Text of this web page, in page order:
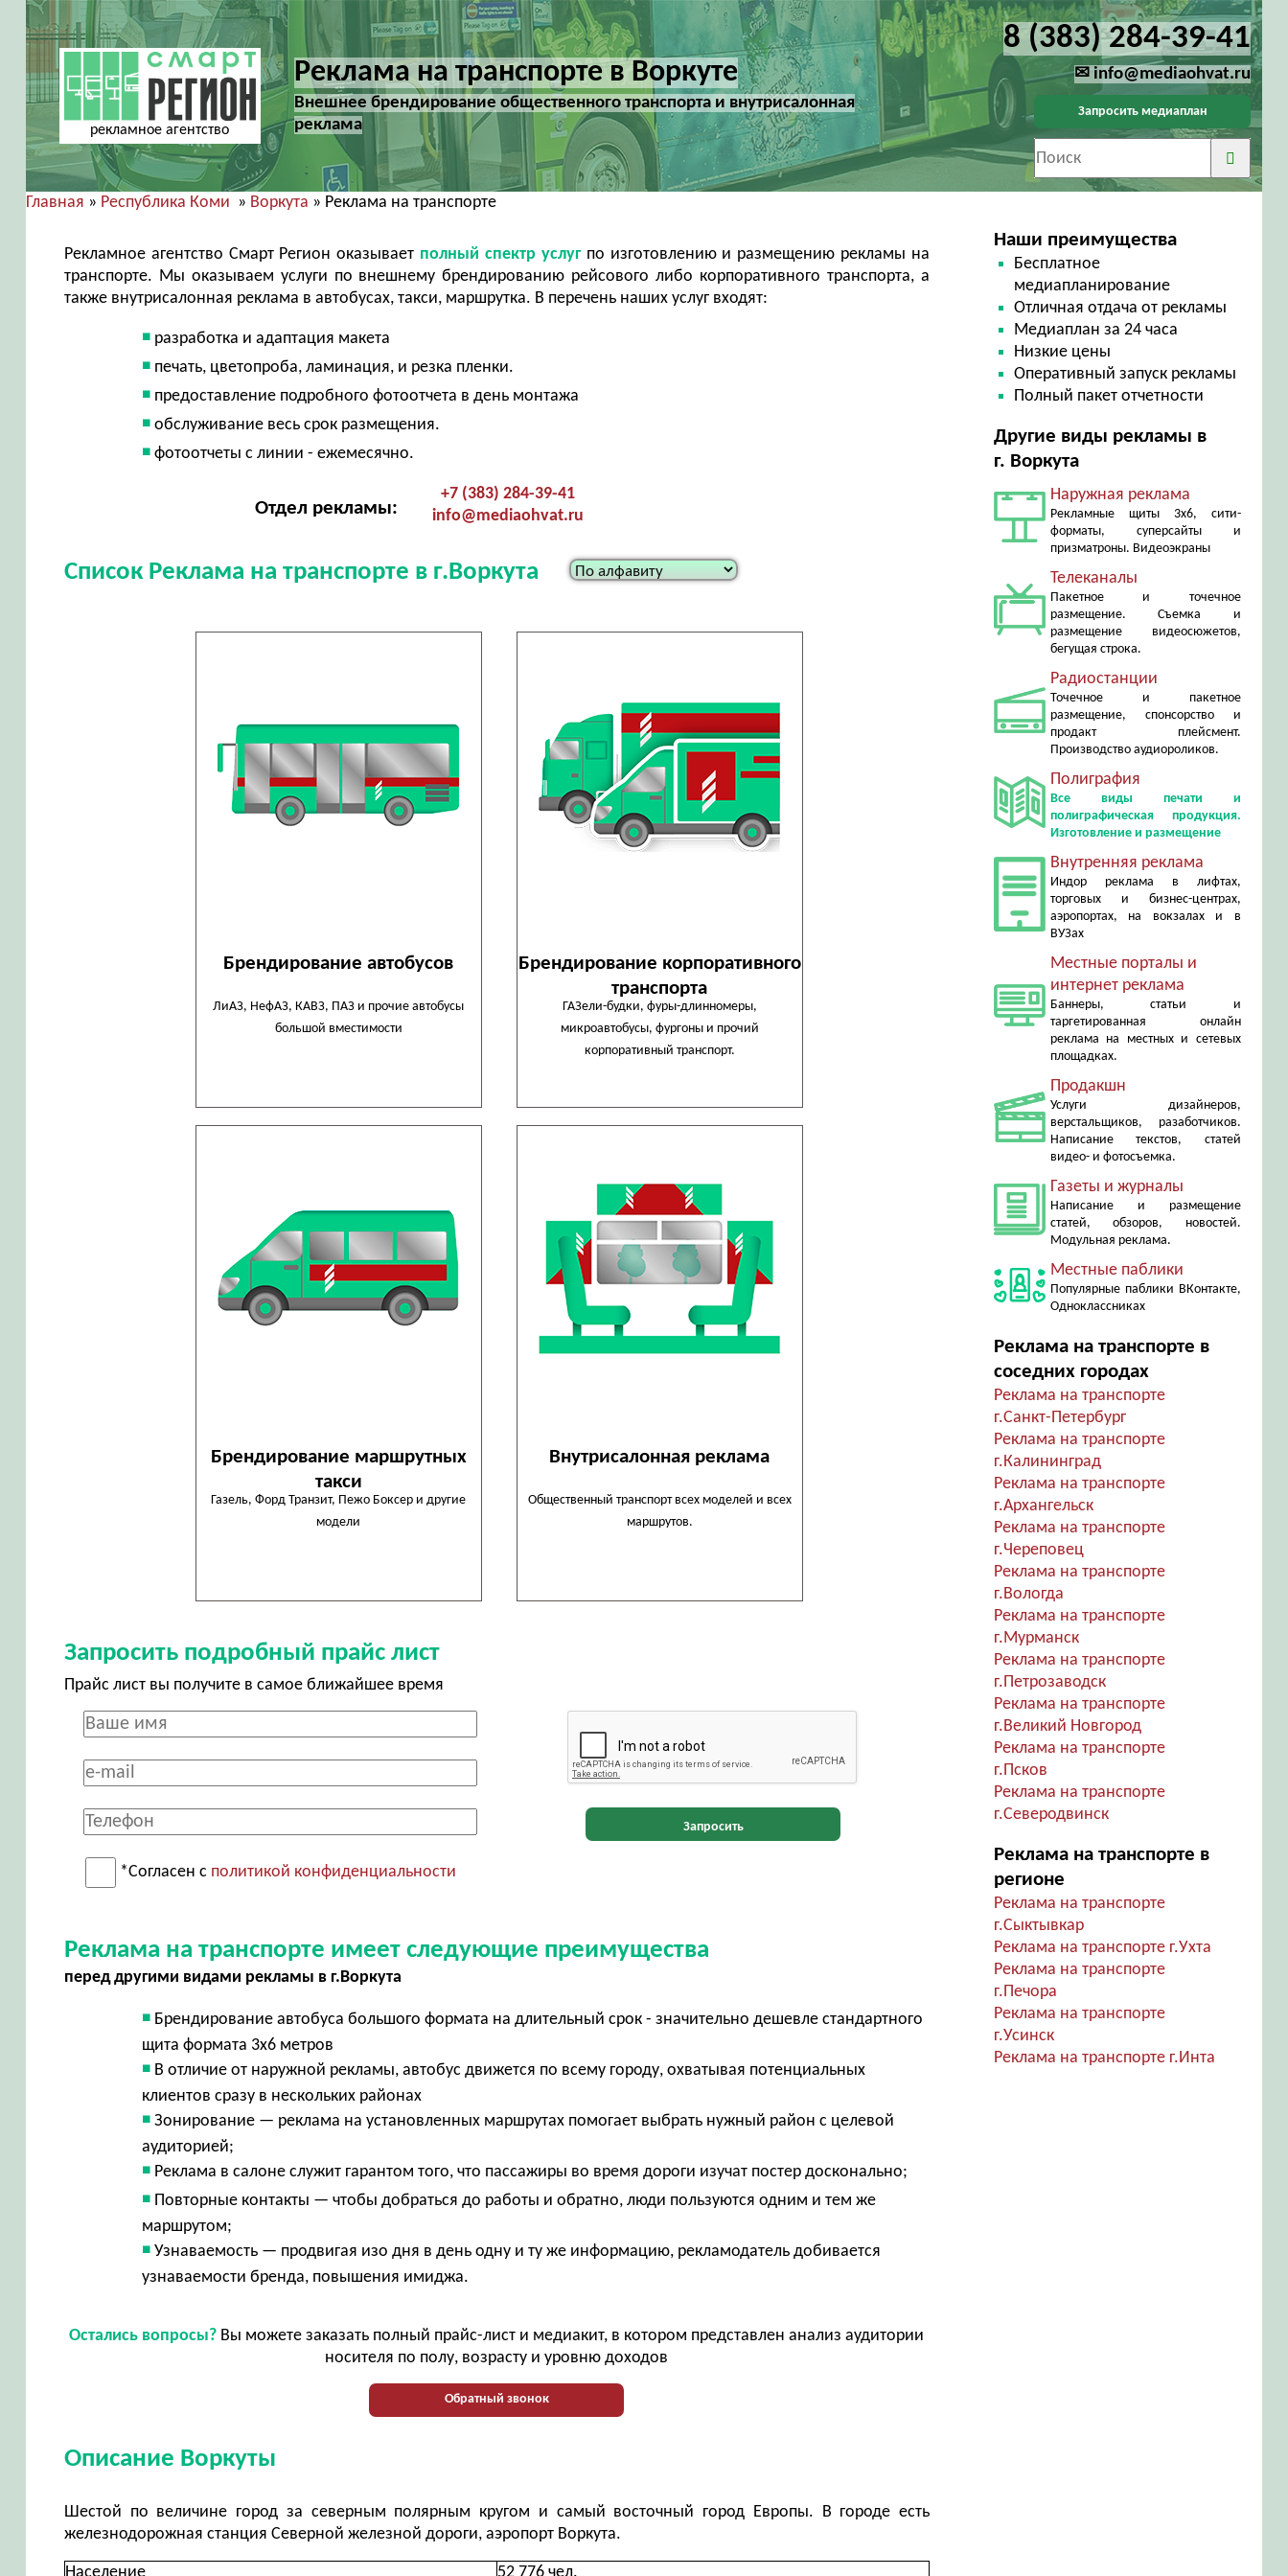
рекламное агентство
Реклама на транспорте в Воркуте
Внешнее брендирование общественного транспорта и внутрисалонная
реклама
8 (383) 284-39-41
✉ info@mediaohvat.ru
Запросить медиаплан
Главная » Республика Коми » Воркута » Реклама на транспорте
Рекламное агентство Смарт Регион оказывает полный спектр услугпо изготовлению и размещению рекламы на
транспорте. Мы оказываем услуги по внешнему брендированию рейсового либо корпоративного транспорта, а
также внутрисалонная реклама в автобусах, такси, маршрутка. В перечень наших услуг входят:
разработка и адаптация макета
печать, цветопроба, ламинация, и резка пленки.
предоставление подробного фотоотчета в день монтажа
обслуживание весь срок размещения.
фотоотчеты с линии - ежемесячно.
Отдел рекламы:
+7 (383) 284-39-41
info@mediaohvat.ru
Список Реклама на транспорте в г.Воркута
Брендирование автобусов
ЛиАЗ, НефАЗ, КАВЗ, ПАЗ и прочие автобусы
большой вместимости
Брендирование корпоративного
транспорта
ГАЗели-будки, фуры-длинномеры,
микроавтобусы, фургоны и прочий
корпоративный транспорт.
Брендирование маршрутных
такси
Газель, Форд Транзит, Пежо Боксер и другие
модели
Внутрисалонная реклама
Общественный транспорт всех моделей и всех
маршрутов.
Запросить подробный прайс лист
Прайс лист вы получите в самое ближайшее время
*Согласен с политикой конфиденциальности
Запросить
Реклама на транспорте имеет следующие преимущества
перед другими видами рекламы в г.Воркута
Брендирование автобуса большого формата на длительный срок - значительно дешевле стандартного
щита формата 3х6 метров
В отличие от наружной рекламы, автобус движется по всему городу, охватывая потенциальных
клиентов сразу в нескольких районах
Зонирование — реклама на установленных маршрутах помогает выбрать нужный район с целевой
аудиторией;
Реклама в салоне служит гарантом того, что пассажиры во время дороги изучат постер досконально;
Повторные контакты — чтобы добраться до работы и обратно, люди пользуются одним и тем же
маршрутом;
Узнаваемость — продвигая изо дня в день одну и ту же информацию, рекламодатель добивается
узнаваемости бренда, повышения имиджа.
Остались вопросы? Вы можете заказать полный прайс-лист и медиакит, в котором представлен анализ аудитории
носителя по полу, возрасту и уровню доходов
Обратный звонок
Описание Воркуты
Шестой по величине город за северным полярным кругом и самый восточный город Европы. В городе есть
железнодорожная станция Северной железной дороги, аэропорт Воркута.
Наши преимущества
Бесплатное
медиапланирование
Отличная отдача от рекламы
Медиаплан за 24 часа
Низкие цены
Оперативный запуск рекламы
Полный пакет отчетности
Другие виды рекламы в
г. Воркута
Наружная реклама
Рекламные щиты 3х6, сити-
форматы, суперсайты и
призматроны. Видеоэкраны
Телеканалы
Пакетное и точечное
размещение. Съемка и
размещение видеосюжетов,
бегущая строка.
Радиостанции
Точечное и пакетное
размещение, спонсорство и
продакт плейсмент.
Производство аудиороликов.
Полиграфия
Все виды печати и
полиграфическая продукция.
Изготовление и размещение
Внутренняя реклама
Индор реклама в лифтах,
торговых и бизнес-центрах,
аэропортах, на вокзалах и в
ВУЗах
Местные порталы и
интернет реклама
Баннеры, статьи и
таргетированная онлайн
реклама на местных и сетевых
площадках.
Продакшн
Услуги дизайнеров,
верстальщиков, разаботчиков.
Написание текстов, статей
видео- и фотосъемка.
Газеты и журналы
Написание и размещение
статей, обзоров, новостей.
Модульная реклама.
Местные паблики
Популярные паблики ВКонтакте,
Одноклассниках
Реклама на транспорте в
соседних городах
Реклама на транспорте
г.Санкт-Петербург
Реклама на транспорте
г.Калининград
Реклама на транспорте
г.Архангельск
Реклама на транспорте
г.Череповец
Реклама на транспорте
г.Вологда
Реклама на транспорте
г.Мурманск
Реклама на транспорте
г.Петрозаводск
Реклама на транспорте
г.Великий Новгород
Реклама на транспорте
г.Псков
Реклама на транспорте
г.Северодвинск
Реклама на транспорте в
регионе
Реклама на транспорте
г.Сыктывкар
Реклама на транспорте г.Ухта
Реклама на транспорте
г.Печора
Реклама на транспорте
г.Усинск
Реклама на транспорте г.Инта